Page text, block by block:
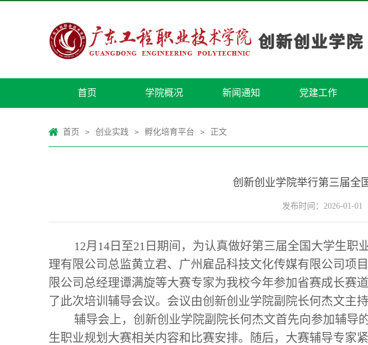
首页 学院概况 新闻通知 党建工作
首页 > 创业实践 > 孵化培育平台 > 正文
创新创业学院举行第三届全
发布时间：2026-01-01
12月14日至21日期间，为认真做好第三届全国大学生
理有限公司总监黄立君、广州雇品科技文化传媒有限公司项
限公司总经理谭满旋等大赛专家为我校今年参加省赛成长赛
了此次培训辅导会议。会议由创新创业学院副院长何杰文主持
辅导会上，创新创业学院副院长何杰文首先向参加辅导
生职业规划大赛相关内容和比赛安排。随后，大赛辅导专家